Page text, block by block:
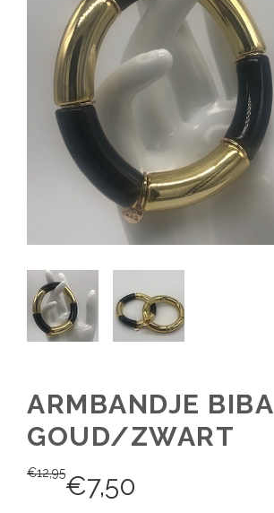
ARMBANDJE BIBA
GOUD/ZWART
€12,95€7,50